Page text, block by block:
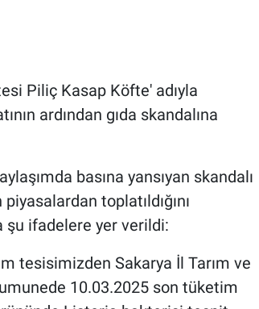
Piliç Kasap Köfte' adıyla
ardından gıda skandalına
basına yansıyan skandalı
toplatıldığını
şu ifadelere yer verildi:
tesisimizden Sakarya İl Tarım ve
10.03.2025 son tüketim